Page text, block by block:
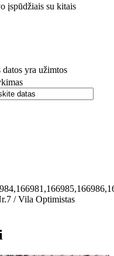
įspūdžiais su kitais
datos yra užimtos
/ Vila Optimistas